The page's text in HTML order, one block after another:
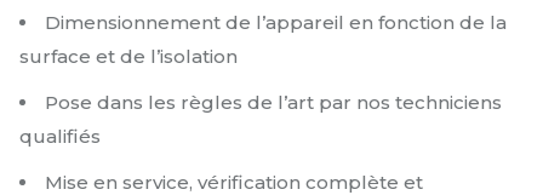
Dimensionnement de l’appareil en fonction de la
surface et de l’isolation
Pose dans les règles de l’art par nos techniciens
qualifiés
Mise en service, vérification complète et